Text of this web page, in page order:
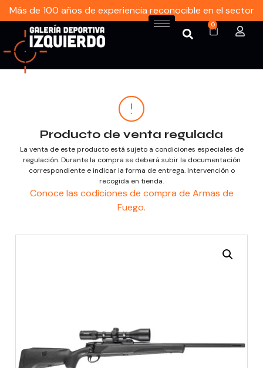
Más de 100 años de experiencia reconocible en el sector
0
Producto de venta regulada
La venta de este producto está sujeto a condiciones especiales de
regulación. Durante la compra se deberá subir la documentación
correspondiente e indicar la forma de entrega. Intervención o
recogida en tienda.
Conoce las codiciones de compra de Armas de
Fuego.